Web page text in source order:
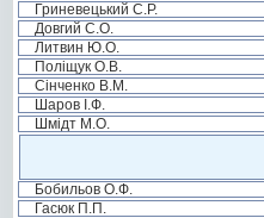
Гриневецький С.Р.
Довгий С.О.
Литвин Ю.О.
Поліщук О.В.
Сінченко В.М.
Шаров І.Ф.
Шмідт М.О.
Бобильов О.Ф.
Гасюк П.П.